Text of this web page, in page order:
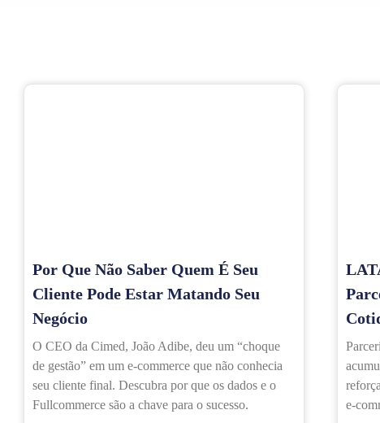
Por Que Não Saber Quem É Seu
Cliente Pode Estar Matando Seu
Negócio
O CEO da Cimed, João Adibe, deu um “choque
de gestão” em um e-commerce que não conhecia
seu cliente final. Descubra por que os dados e o
Fullcommerce são a chave para o sucesso.
e-